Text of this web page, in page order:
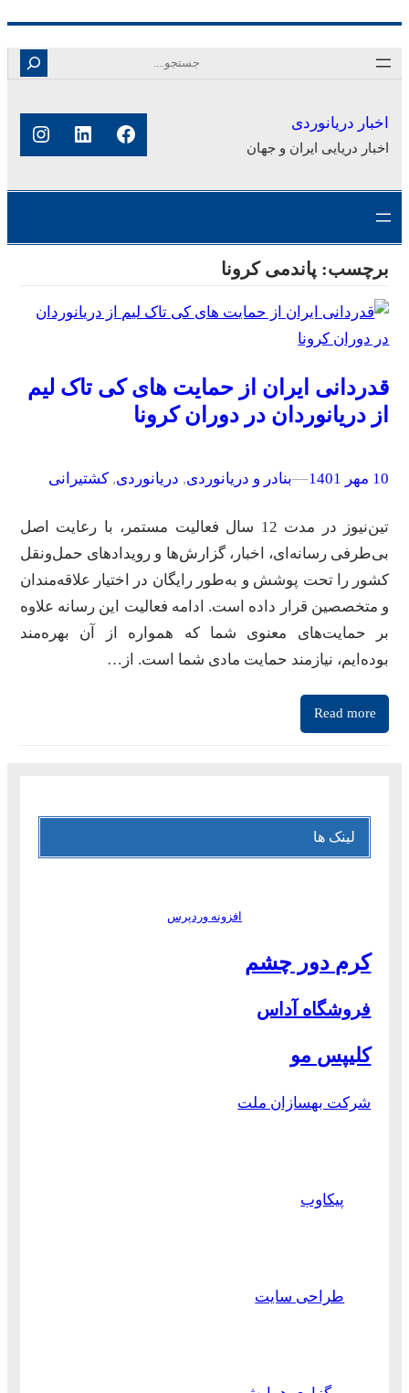
به
Search
اخبار دریانوردی
اخبار دریایی ایران و جهان
فیس‌بوکلینکداین
برچسب: پاندمی کرونا
قدردانی ایران از حمایت های کی­ تاک لیم
از دریانوردان در دوران کرونا
10 مهر 1401 –
–بنادر و دریانوردی, دریانوردی, کشتیرانی
تین‌نیوز در مدت 12 سال فعالیت مستمر، با رعایت اصل
بی‌طرفی رسانه‌ای، اخبار، گزارش‌ها و رویدادهای حمل‌ونقل
کشور را تحت پوشش و به‌طور رایگان در اختیار علاقه‌مندان
و متخصصین قرار داده است. ادامه فعالیت این رسانه علاوه
بر حمایت‌های معنوی شما که همواره از آن بهره‌مند
بوده‌ایم، نیازمند حمایت مادی شما است. از…
Read more
لینک ها
افزونه وردپرس
کرم دور چشم
فروشگاه آداس
کلیپس مو
شرکت بهسازان ملت
پیکاوب
طراحی سایت